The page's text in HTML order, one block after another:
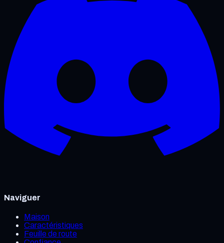
Naviguer
Maison
Caractéristiques
Feuille de route